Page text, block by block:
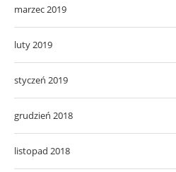
marzec 2019
luty 2019
styczeń 2019
grudzień 2018
listopad 2018